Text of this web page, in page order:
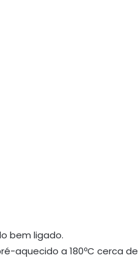
bem ligado.
aquecido a 180ºC cerca de